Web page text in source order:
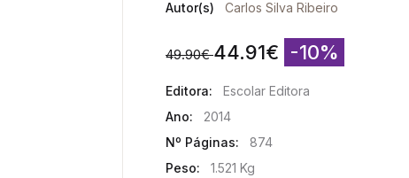
Autor(s) Carlos Silva Ribeiro
49.90€ 44.91€ -10%
Editora:
Escolar Editora
Ano:
2014
Nº Páginas:
874
Peso:
1.521 Kg